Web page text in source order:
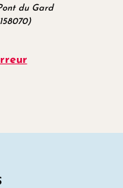
du Gard
)